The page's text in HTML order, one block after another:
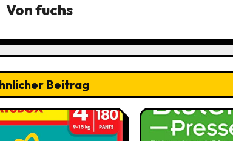
Vonfuchs
Beitrag